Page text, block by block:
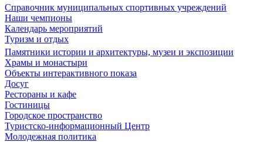
Справочник муниципальных спортивных учреждений
Наши чемпионы
Календарь мероприятий
Туризм и отдых
Памятники истории и архитектуры, музеи и экспозиции
Храмы и монастыри
Объекты интерактивного показа
Досуг
Рестораны и кафе
Гостиницы
Городское пространство
Туристско-информационный Центр
Молодежная политика